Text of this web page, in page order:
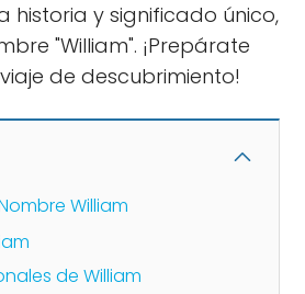
historia y significado único,
"William". ¡Prepárate
de descubrimiento!
William
de William